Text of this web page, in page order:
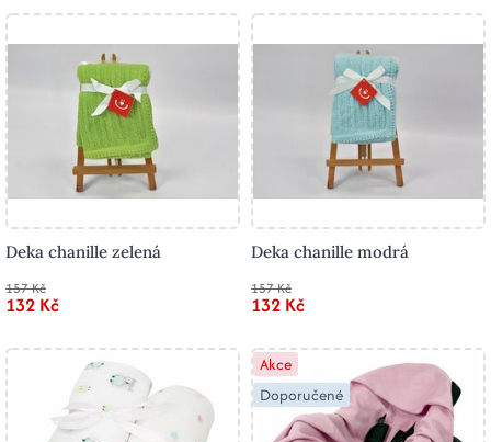
Deka chanille zelená
157 Kč
132 Kč
Deka chanille modrá
157 Kč
132 Kč
Akce
Doporučené